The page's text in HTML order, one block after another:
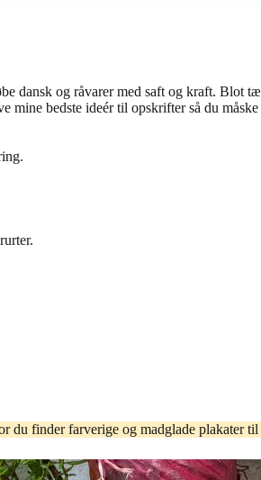
dansk og råvarer med saft og kraft. Blot
bedste ideér til opskrifter så du
du finder farverige og madglade plakater